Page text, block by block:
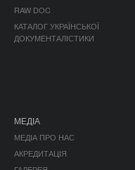
RAW DOC
КАТАЛОГ УКРАЇНСЬКОЇ
ДОКУМЕНТАЛІСТИКИ
МЕДІА
МЕДІА ПРО НАС
АКРЕДИТАЦІЯ